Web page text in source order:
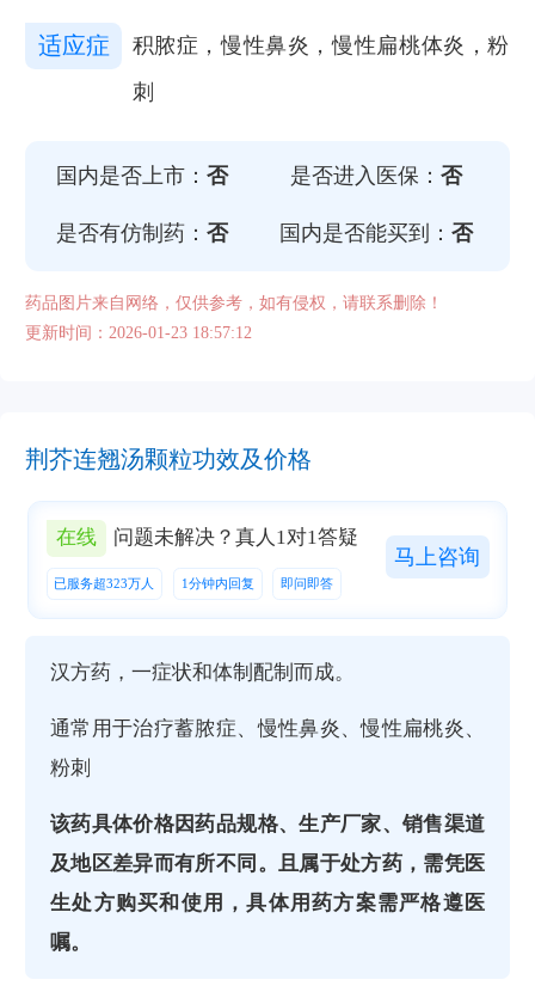
适应症
积脓症，慢性鼻炎，慢性扁桃体炎，粉
刺
国内是否上市： 否 是否进入医保： 否
是否有仿制药： 否 国内是否能买到： 否
药品图片来自网络，仅供参考，如有侵权，请联系删除！
更新时间：2026-01-23 18:57:12
荆芥连翘汤颗粒功效及价格
在线 问题未解决？真人1对1答疑
已服务超323万人 1分钟内回复 即问即答
马上咨询
汉方药，一症状和体制配制而成。
通常用于治疗蓄脓症、慢性鼻炎、慢性扁桃炎、
粉刺
该药具体价格因药品规格、生产厂家、销售渠道
及地区差异而有所不同。且属于处方药，需凭医
生处方购买和使用，具体用药方案需严格遵医
嘱。‌